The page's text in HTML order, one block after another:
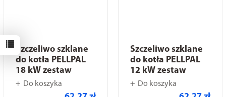
Szczeliwo szklane
do kotła PELLPAL
18 kW zestaw
Do koszyka
Szczeliwo szklane
do kotła PELLPAL
12 kW zestaw
Do koszyka